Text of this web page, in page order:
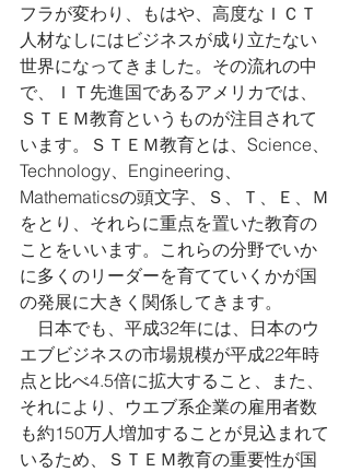
フラが変わり、もはや、高度なＩＣＴ
人材なしにはビジネスが成り立たない
世界になってきました。その流れの中
で、ＩＴ先進国であるアメリカでは、
ＳＴＥＭ教育というものが注目されて
います。ＳＴＥＭ教育とは、Science、
Technology、Engineering、
Mathematicsの頭文字、Ｓ、Ｔ、Ｅ、Ｍ
をとり、それらに重点を置いた教育の
ことをいいます。これらの分野でいか
に多くのリーダーを育てていくかが国
の発展に大きく関係してきます。
日本でも、平成32年には、日本のウ
エブビジネスの市場規模が平成22年時
点と比べ4.5倍に拡大すること、また、
それにより、ウエブ系企業の雇用者数
も約150万人増加することが見込まれて
いるため、ＳＴＥＭ教育の重要性が国